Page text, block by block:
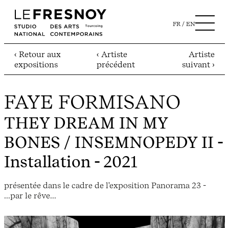
FR EN
‹ Retour aux
expositions
‹ Artiste
précédent
Artiste
suivant ›
FAYE FORMISANO
THEY DREAM IN MY
BONES / INSEMNOPEDY II -
Installation - 2021
présentée dans le cadre de l'exposition Panorama 23 -
...par le rêve...